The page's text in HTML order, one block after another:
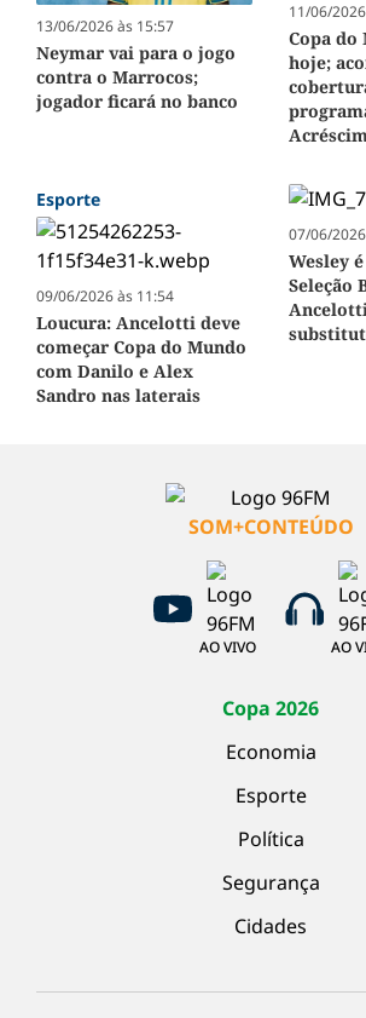
13/06/2026 às 15:57
Neymar vai para o jogo
contra o Marrocos;
jogador ficará no banco
11/06/
Copa do
hoje;
Esporte
09/06/2026 às 11:54
Loucura: Ancelotti deve
começar Copa do Mundo
com Danilo e Alex
Sandro nas laterais
07/06/
Wesley
Seleção
SOM+CONTEÚDO
AO VIVO AO
Copa 2026
Economia
Esporte
Política
Segurança
Cidades